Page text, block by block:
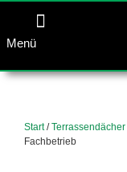
Menü
Start/Terrassendächer
Fachbetrieb